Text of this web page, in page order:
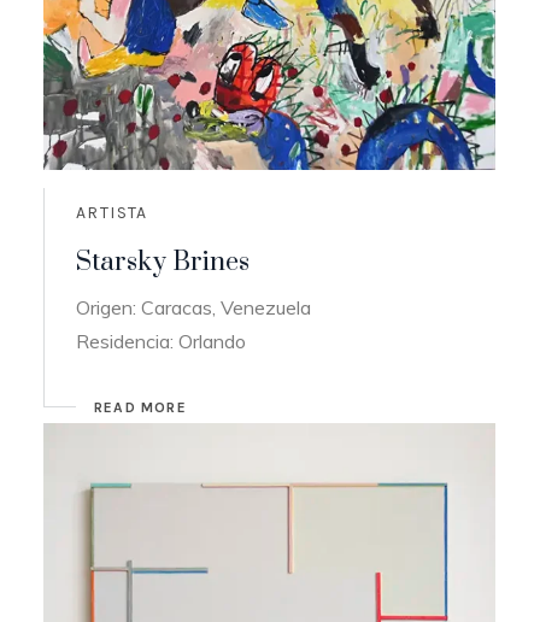
ARTISTA
Starsky Brines
Origen: Caracas, Venezuela
Residencia: Orlando
READ MORE